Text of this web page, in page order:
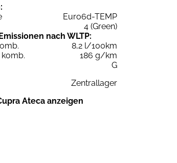
Euro6d-TEMP
4 (Green)
nach WLTP:
8,2 l/100km
186 g/km
G
Zentrallager
Ateca anzeigen